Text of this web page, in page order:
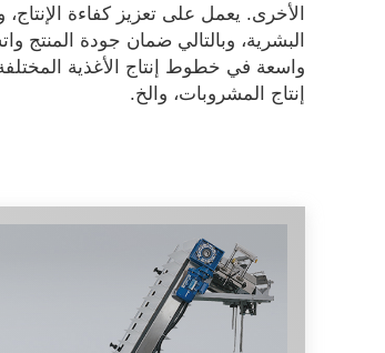
الأخرى. يعمل على تعزيز كفاءة الإنتاج،
البشرية، وبالتالي ضمان جودة المنتج
واسعة في خطوط إنتاج الأغذية
إنتاج المشروبات، والخ.